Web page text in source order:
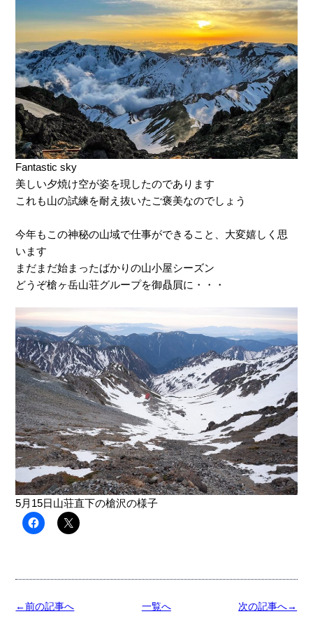
Fantastic sky
美しい夕焼け空が姿を現したのであります
これも山の試練を耐え抜いたご褒美なのでしょう
今年もこの神秘の山域で仕事ができること、大変嬉しく思
います
まだまだ始まったばかりの山小屋シーズン
どうぞ槍ヶ岳山荘グループを御贔屓に・・・
5月15日山荘直下の槍沢の様子
←前の記事へ 一覧へ 次の記事へ→